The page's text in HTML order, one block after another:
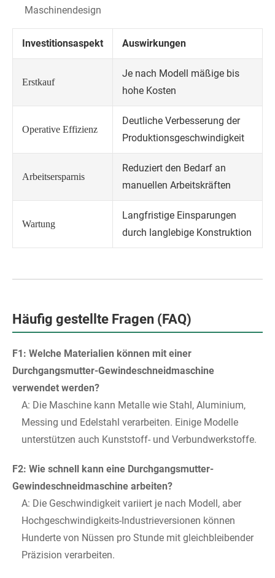
Maschinendesign
Investitionsaspekt Auswirkungen
Erstkauf
Je nach Modell mäßige bis
hohe Kosten
Operative Effizienz
Deutliche Verbesserung der
Produktionsgeschwindigkeit
Arbeitsersparnis
Reduziert den Bedarf an
manuellen Arbeitskräften
Wartung
Langfristige Einsparungen
durch langlebige Konstruktion
Häufig gestellte Fragen (FAQ)
F1: Welche Materialien können mit einer
Durchgangsmutter-Gewindeschneidmaschine
verwendet werden?
A: Die Maschine kann Metalle wie Stahl, Aluminium,
Messing und Edelstahl verarbeiten. Einige Modelle
unterstützen auch Kunststoff- und Verbundwerkstoffe.
F2: Wie schnell kann eine Durchgangsmutter-
Gewindeschneidmaschine arbeiten?
A: Die Geschwindigkeit variiert je nach Modell, aber
Hochgeschwindigkeits-Industrieversionen können
Hunderte von Nüssen pro Stunde mit gleichbleibender
Präzision verarbeiten.